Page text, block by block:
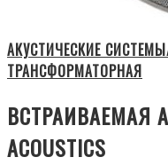
АКУСТИЧЕСКИЕ
ТРАНСФОРМАТОРНАЯ
ВСТРАИВАЕМАЯ
ACOUSTICS